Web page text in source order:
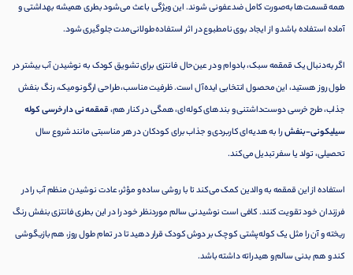
همه قسمت‌ها به‌صورت کامل ضدعفونی شوند. این ویژگی باعث می‌شود بطری همیشه بهداشتی و
آماده استفاده باشد و از ایجاد بوی نامطبوع در اثر استفاده طولانی‌مدت جلوگیری شود.
اگر به‌دنبال یک قمقمه سبک، بادوام و در عین‌حال فانتزی برای تشویق کودک به نوشیدن آب بیشتر در
طول روز هستید، این محصول انتخابی ایده‌آل است. ظرفیت مناسب، طراحی ارگونومیک، رنگ بنفش
جذاب، طرح خرسی دوست‌داشتنی و بندهای کوله‌ای، همگی در کنار هم،قمقمه نی دار خرسی کوله
سیلیکونی-بنفشرا به هدیه‌ای کاربردی و جذاب برای کودکان در هر مناسبتی مانند شروع سال
تحصیلی، تولد یا سفر تبدیل می‌کند.
استفاده از این قمقمه به والدین کمک می‌کند تا با روشی ساده و مؤثر، عادت نوشیدن منظم آب را در
فرزندان خود تقویت کنند. کافی است نوشیدنی سالم موردنظر خود را در این بطری فانتزی بنفش رنگ
ریخته و آن را مثل یک کوله‌پشتی کوچک بر دوش کودک قرار دهید تا در تمام طول روز، هم بازیگوشی
کند و هم بدنی سالم و هیدراته داشته باشد.